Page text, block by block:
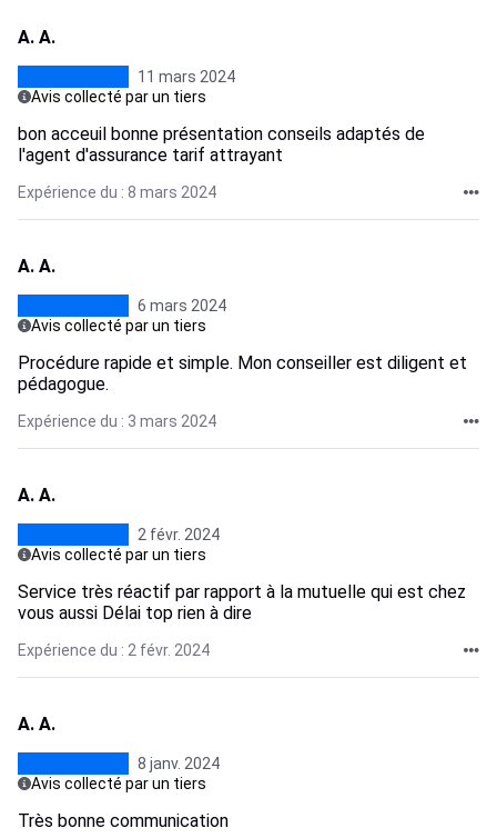
A. A.
11 mars 2024
Avis collecté par un tiers
bon acceuil bonne présentation conseils adaptés de
l'agent d'assurance tarif attrayant
Expérience du : 8 mars 2024
A. A.
6 mars 2024
Avis collecté par un tiers
Procédure rapide et simple. Mon conseiller est diligent et
pédagogue.
Expérience du : 3 mars 2024
A. A.
2 févr. 2024
Avis collecté par un tiers
Service très réactif par rapport à la mutuelle qui est chez
vous aussi Délai top rien à dire
Expérience du : 2 févr. 2024
A. A.
8 janv. 2024
Avis collecté par un tiers
Très bonne communication